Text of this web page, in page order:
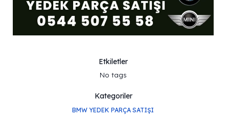
Etkiletler
No tags
Kategoriler
BMW YEDEK PARÇA SATIŞI